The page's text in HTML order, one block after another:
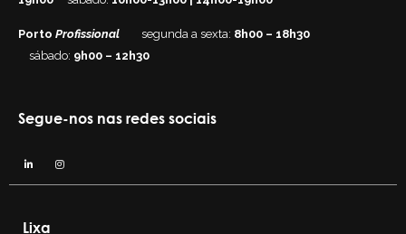
Porto Profissional segunda a sexta: 8h00 – 18h30
sábado: 9h00 – 12h30
Segue-nos nas redes sociais
Lixa